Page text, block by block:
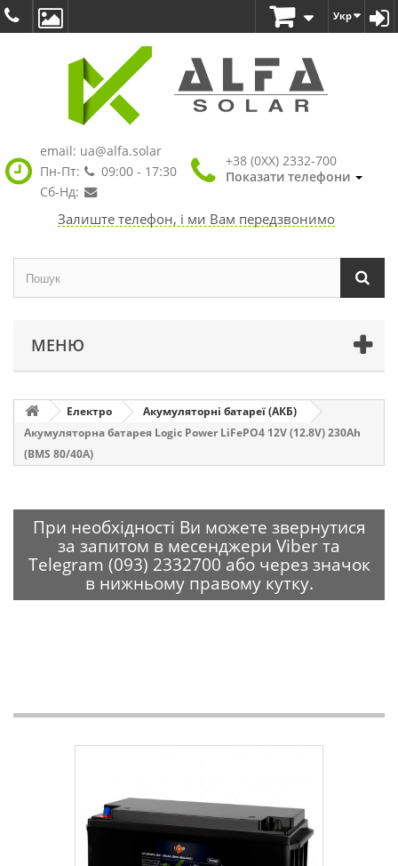
Укр
email: ua@alfa.solar
Пн-Пт:
09:00 - 17:30
Сб-Нд:
+38 (0XX) 2332-700
Показати телефони
Залиште телефон, і ми Вам передзвонимо
МЕНЮ
Електро
Акумуляторні батареї (АКБ)
Акумуляторна батарея Logic Power LiFePO4 12V (12.8V) 230Ah
(BMS 80/40A)
При необхідності Ви можете звернутися
за запитом в месенджери Viber та
Telegram (093) 2332700 або через значок
в нижньому правому кутку.